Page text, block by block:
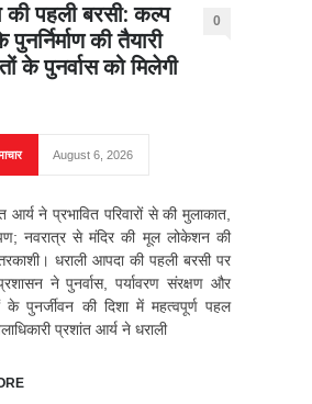
की पहली बरसी: कल्प
की तैयारी
के पुनर्वास को मिलेगी
0
August 6, 2026
आर्य ने प्रभावित परिवारों से की मुलाकात,
नवरात्र से मंदिर की मूल लोकेशन की
धराली आपदा की पहली बरसी पर
ने पुनर्वास, पर्यावरण संरक्षण और
के पुनर्जीवन की दिशा में महत्वपूर्ण पहल
प्रशांत आर्य ने धराली